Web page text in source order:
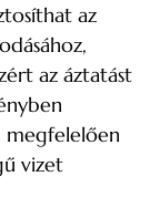
az
az áztatást
megfelelően
vizet